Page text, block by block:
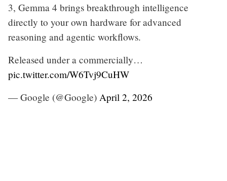
3, Gemma 4 brings breakthrough intelligence
directly to your own hardware for advanced
reasoning and agentic workflows.
Released under a commercially…
pic.twitter.com/W6Tvj9CuHW
— Google (@Google) April 2, 2026